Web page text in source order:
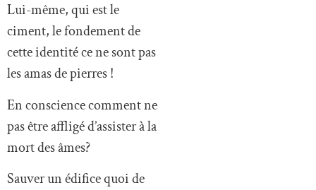
Lui-même, qui est le
ciment, le fondement de
cette identité ce ne sont pas
les amas de pierres !
En conscience comment ne
pas être affligé d’assister à la
mort des âmes?
Sauver un édifice quoi de